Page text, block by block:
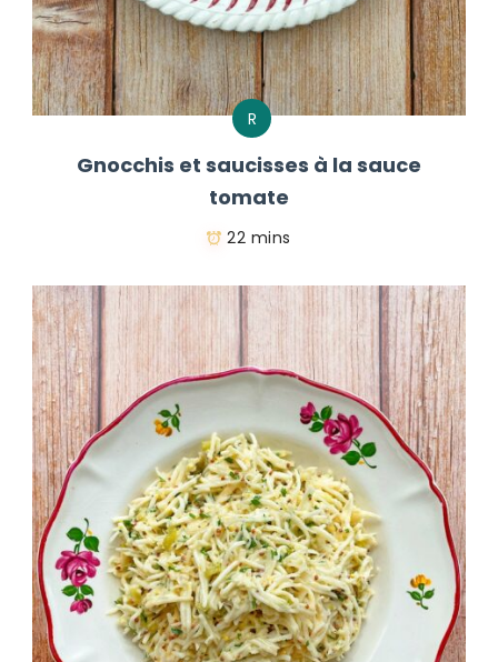
R
Gnocchis et saucisses à la sauce
tomate
22 mins